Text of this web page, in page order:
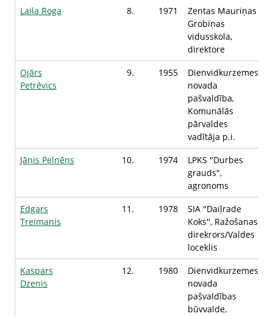
Laila Roga 8. 1971
Zentas Mauriņas
Grobiņas
vidusskola,
direktore
Ojārs
Petrēvics
9. 1955
Dienvidkurzemes
novada
pašvaldība,
Komunālās
pārvaldes
vadītāja p.i.
Jānis Pelnēns
10. 1974
LPKS "Durbes
grauds",
agronoms
Edgars
Treimanis
11. 1978
SIA "Daiļrade
Koks'', Ražošanas
direkrors/Valdes
loceklis
Kaspars
Dzenis
12. 1980
Dienvidkurzemes
novada
pašvaldības
būvvalde,